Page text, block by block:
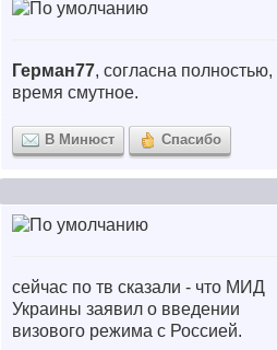
Герман77, согласна полностью,
время смутное.
В Минюст Спасибо
сейчас по тв сказали - что МИД
Украины заявил о введении
визового режима с Россией.